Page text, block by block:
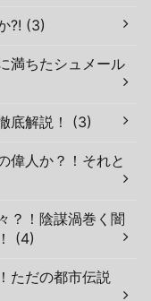
?! (3)
満ちたシュメール
底解説！ (3)
偉人か？！それと
？！陰謀渦巻く闇
(4)
ただの都市伝説